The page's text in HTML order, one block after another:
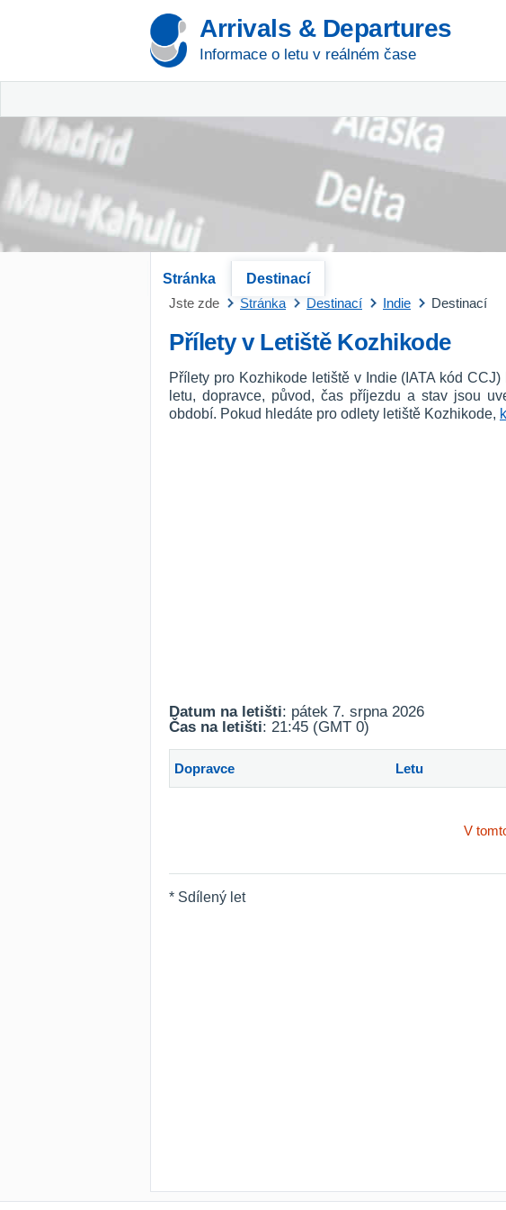
Arrivals & Departures
Informace o letu v reálném čase
Stránka
Destinací
Jste zde
Stránka Destinací Indie Destinací
Přílety v Letiště Kozhikode
Přílety pro Kozhikode letiště v Indie (IATA kód
letu, dopravce, původ, čas příjezdu a stav jsou
období. Pokud hledáte pro odlety letiště Kozhikode,
Datum na letišti: pátek 7. srpna 2026
Čas na letišti: 21:45 (GMT 0)
Dopravce Letu
V
* Sdílený let